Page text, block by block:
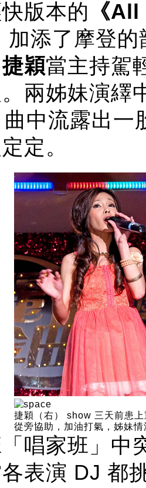
版本的 《
加添了摩登
捷穎當主持駕
。 兩姊妹演繹
曲中流露出
定。
捷穎（右） show 三天前患
從旁協助，加油打氣，姊妹情
唱家班」中
表演 DJ 都